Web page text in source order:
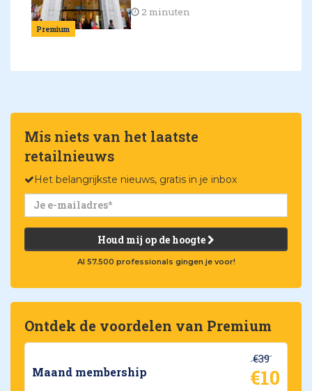
Premium
2 minuten
Mis niets van het laatste
retailnieuws
Het belangrijkste nieuws, gratis in je inbox
Houd mij op de hoogte
Al 57.500 professionals gingen je voor!
Ontdek de voordelen van Premium
Maand membership
€39
€10